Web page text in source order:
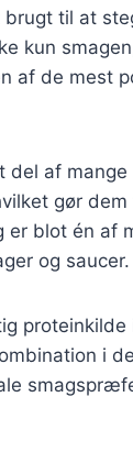
til at
kun
af de mest
del af
gør
er blot én af
og saucer.
i